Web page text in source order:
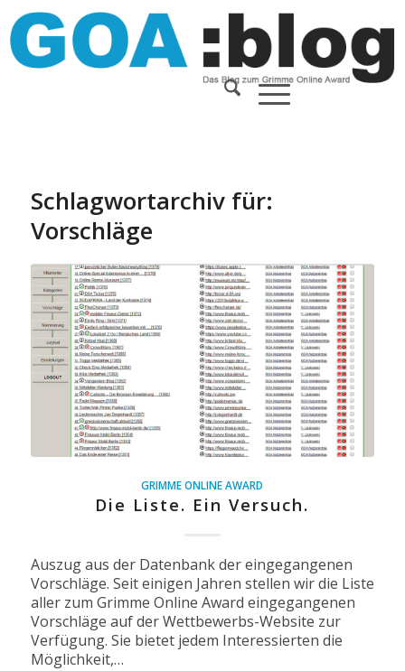
Schlagwortarchiv für:
Vorschläge
GRIMME ONLINE AWARD
Die Liste. Ein Versuch.
Auszug aus der Datenbank der eingegangenen
Vorschläge. Seit einigen Jahren stellen wir die Liste
aller zum Grimme Online Award eingegangenen
Vorschläge auf der Wettbewerbs-Website zur
Verfügung. Sie bietet jedem Interessierten die
Möglichkeit,…